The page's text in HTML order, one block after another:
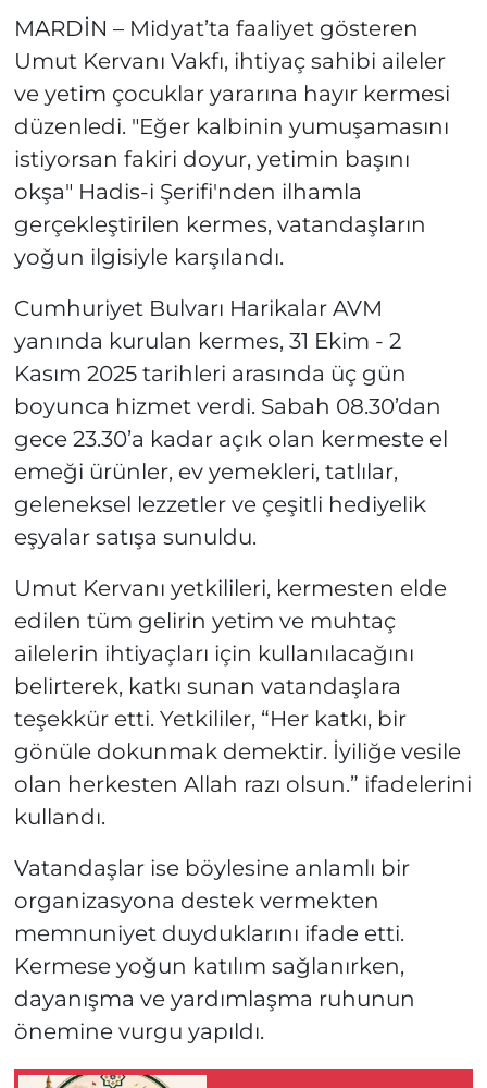
MARDİN – Midyat’ta faaliyet gösteren
Umut Kervanı Vakfı, ihtiyaç sahibi aileler
ve yetim çocuklar yararına hayır kermesi
düzenledi. "Eğer kalbinin yumuşamasını
istiyorsan fakiri doyur, yetimin başını
okşa" Hadis-i Şerifi'nden ilhamla
gerçekleştirilen kermes, vatandaşların
yoğun ilgisiyle karşılandı.
Cumhuriyet Bulvarı Harikalar AVM
yanında kurulan kermes, 31 Ekim - 2
Kasım 2025 tarihleri arasında üç gün
boyunca hizmet verdi. Sabah 08.30’dan
gece 23.30’a kadar açık olan kermeste el
emeği ürünler, ev yemekleri, tatlılar,
geleneksel lezzetler ve çeşitli hediyelik
eşyalar satışa sunuldu.
Umut Kervanı yetkilileri, kermesten elde
edilen tüm gelirin yetim ve muhtaç
ailelerin ihtiyaçları için kullanılacağını
belirterek, katkı sunan vatandaşlara
teşekkür etti. Yetkililer, “Her katkı, bir
gönüle dokunmak demektir. İyiliğe vesile
olan herkesten Allah razı olsun.” ifadelerini
kullandı.
Vatandaşlar ise böylesine anlamlı bir
organizasyona destek vermekten
memnuniyet duyduklarını ifade etti.
Kermese yoğun katılım sağlanırken,
dayanışma ve yardımlaşma ruhunun
önemine vurgu yapıldı.